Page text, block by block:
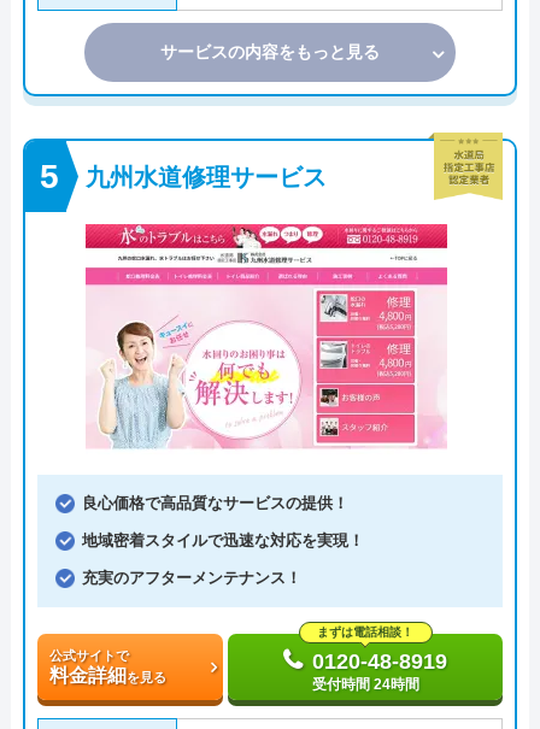
サービスの内容をもっと見る
九州水道修理サービス
良心価格で高品質なサービスの提供！
地域密着スタイルで迅速な対応を実現！
充実のアフターメンテナンス！
公式サイトで
料金詳細を見る
まずは電話相談！
0120-48-8919
受付時間 24時間